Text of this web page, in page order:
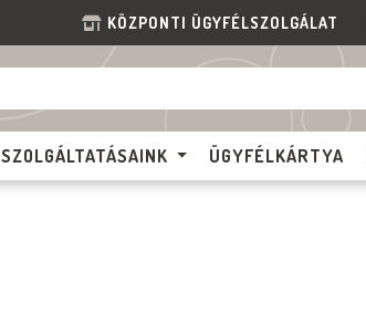
KÖZPONTI ÜGYFÉLSZOLGÁLAT
SZOLGÁLTATÁSAINK ÜGYFÉLKÁRTYA